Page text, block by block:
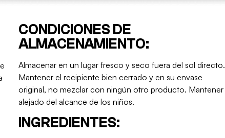
CONDICIONES DE
ALMACENAMIENTO:
Almacenar en un lugar fresco y seco fuera del sol directo.
Mantener el recipiente bien cerrado y en su envase
original, no mezclar con ningún otro producto. Mantener
alejado del alcance de los niños.
INGREDIENTES: